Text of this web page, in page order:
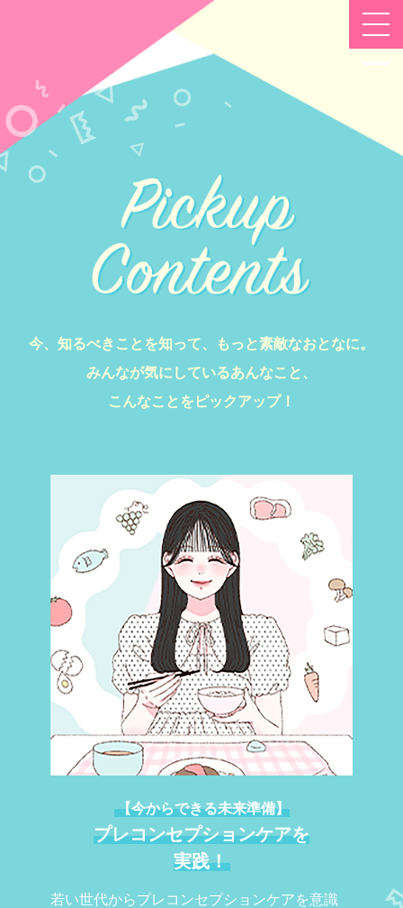
今、知るべきことを知って、もっと素敵なおとなに。
みんなが気にしているあんなこと、
こんなことをピックアップ！
【今からできる未来準備】
プレコンセプションケアを
実践！
若い世代からプレコンセプションケアを意識